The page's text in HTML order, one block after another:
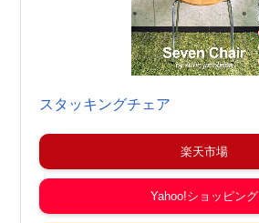
スタッキングチェア
楽天市場
Yahoo!ショッピング